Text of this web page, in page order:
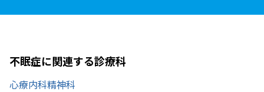
不眠症に関連する診療科
心療内科精神科